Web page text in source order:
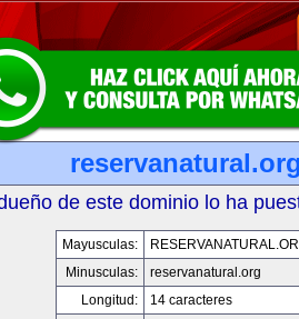
reservanatural.org
de este dominio lo ha
Mayusculas:
Minusculas:
reservanatural.org
Longitud:
14 caracteres